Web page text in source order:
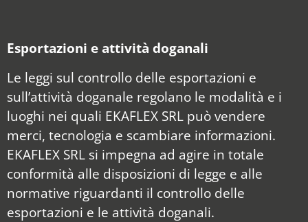
Esportazioni e attività doganali
Le leggi sul controllo delle esportazioni e
sull’attività doganale regolano le modalità e i
luoghi nei quali EKAFLEX SRL può vendere
merci, tecnologia e scambiare informazioni.
EKAFLEX SRL si impegna ad agire in totale
conformità alle disposizioni di legge e alle
normative riguardanti il controllo delle
esportazioni e le attività doganali.